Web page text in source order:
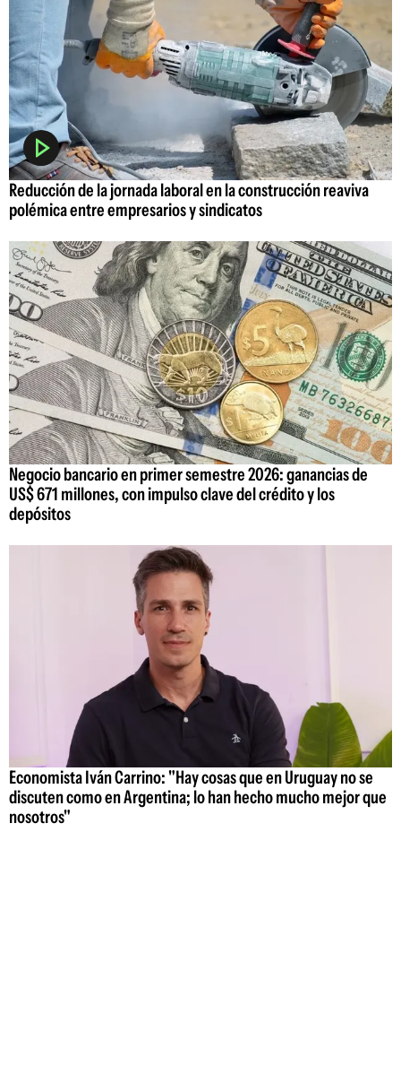
Reducción de la jornada laboral en la construcción reaviva
polémica entre empresarios y sindicatos
Negocio bancario en primer semestre 2026: ganancias de
US$ 671 millones, con impulso clave del crédito y los
depósitos
Economista Iván Carrino: "Hay cosas que en Uruguay no se
discuten como en Argentina; lo han hecho mucho mejor que
nosotros"